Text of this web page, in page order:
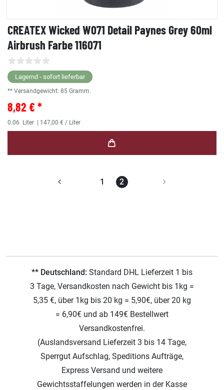
CREATEX Wicked W071 Detail Paynes Grey 60ml
Airbrush Farbe 116071
Lagernd - sofort lieferbar
** Versandgewicht: 85 Gramm.
8,82 € *
0.06 Liter | 147,00 € / Liter
1 2
** Deutschland: Standard DHL Lieferzeit 1 bis
3 Tage, Versandkosten nach Gewicht bis 1kg =
5,35 €, über 1kg bis 20 kg = 5,90€, über 20 kg
= 6,90€ und ab 149€ Bestellwert
Versandkostenfrei.
(Auslandsversand Lieferzeit 3 bis 14 Tage,
Sperrgut Aufschlag, Speditions Aufträge,
Express Versand und weitere
Gewichtsstaffelungen werden in der Kasse